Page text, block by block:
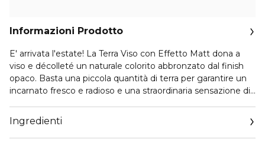
Informazioni Prodotto
E' arrivata l'estate! La Terra Viso con Effetto Matt dona a
viso e décolleté un naturale colorito abbronzato dal finish
opaco. Basta una piccola quantità di terra per garantire un
incarnato fresco e radioso e una straordinaria sensazione di
scure.
Il prodotto potrebbe avere una confezione diversa da
Ingredienti